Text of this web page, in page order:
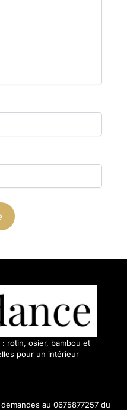
rotin, osier, bambou et
pour un intérieur
au 0675877257 du